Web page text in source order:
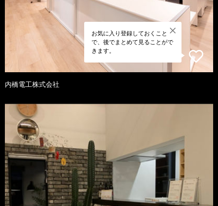
お気に入り登録しておくこと
で、後でまとめて見ることがで
きます。
内橋電工株式会社